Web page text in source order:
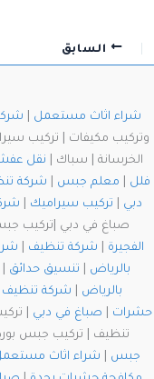
السابق
شراء اثاث مستعمل
وتركيب مكيفات | تركيب
الخرسانة | سباك | نقل
فلل
معلم جبس شركة
دبي
تركيب سيراميك
صباغ في دبي |تركيب
الفجيرة
شركة تنظيف
بالرياض
تنسيق حدائق
بالرياض
شركة
حشرات
صباغ في دبي |
تنظيف | تركيب جبس
جبس
شراء اثاث